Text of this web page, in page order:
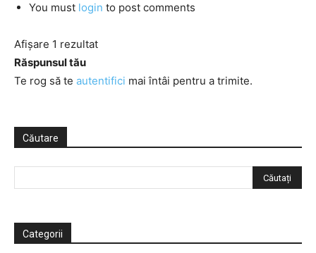
You must login to post comments
Afișare 1 rezultat
Răspunsul tău
Te rog să te autentifici mai întâi pentru a trimite.
Căutare
Categorii